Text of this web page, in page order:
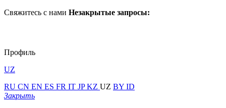
Свяжитесь с нами Незакрытые запросы:
Профиль
UZ
RU CN EN ES FR IT JPKZ UZ BY ID
Закрыть